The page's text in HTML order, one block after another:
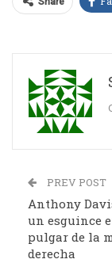
PREV POST
Anthony
un esguince
pulgar de la
derecha